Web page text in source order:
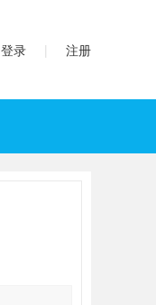
登录 | 注册